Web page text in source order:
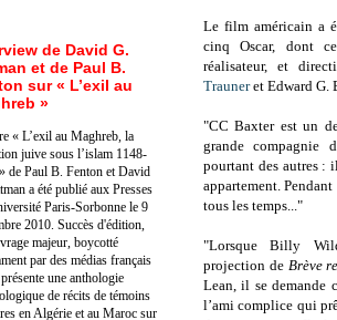
Le film américain a
cinq Oscar, dont
réalisateur, et
Trauneret Edward G.
"CC Baxter est un
grande compagnie
pourtant des autres :
appartement.
tous les temps..."
"Lorsque Billy
projection de Brève
Lean, il se demande
l’ami complice qui
de David G.
et de Paul B.
sur « L’exil au
»
« L’exil au Maghreb, la
juive sous l’islam 1148-
de Paul B. Fenton et David
a été publié aux Presses
Paris-Sorbonne le 9
2010. Succès d'édition,
majeur, boycotté
par des médias français
une anthologie
de récits de témoins
en Algérie et au Maroc sur